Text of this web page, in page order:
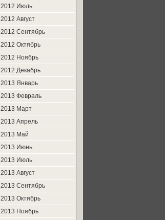
2012 Июль
2012 Август
2012 Сентябрь
2012 Октябрь
2012 Ноябрь
2012 Декабрь
2013 Январь
2013 Февраль
2013 Март
2013 Апрель
2013 Май
2013 Июнь
2013 Июль
2013 Август
2013 Сентябрь
2013 Октябрь
2013 Ноябрь